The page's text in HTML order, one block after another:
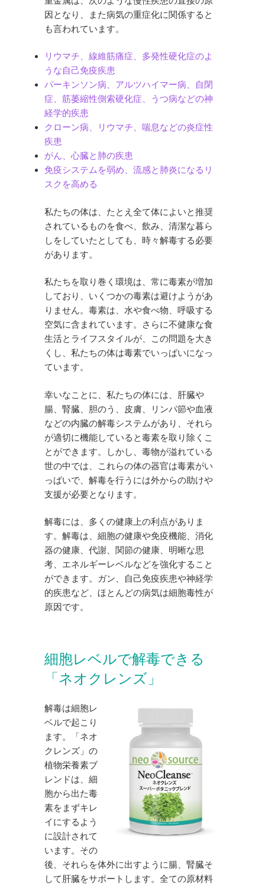
因となり、また病気の重症化に関係すると
も言われています。
リウマチ、線維筋痛症、多発性硬化症のよ
うな自己免疫疾患
パーキンソン病、アルツハイマー病、自閉
症、筋萎縮性側索硬化症、うつ病などの神
経学的疾患
クローン病、リウマチ、喘息などの炎症性
疾患
がん、心臓と肺の疾患
免疫システムを弱め、流感と肺炎になるリ
スクを高める
私たちの体は、たとえ全て体によいと推奨
されているものを食べ、飲み、清潔な暮ら
しをしていたとしても、時々解毒する必要
があります。
私たちを取り巻く環境は、常に毒素が増加
しており、いくつかの毒素は避けようがあ
りません。毒素は、水や食べ物、呼吸する
空気に含まれています。さらに不健康な食
生活とライフスタイルが、この問題を大き
くし、私たちの体は毒素でいっぱいになっ
ています。
幸いなことに、私たちの体には、肝臓や
腸、腎臓、胆のう、皮膚、リンパ節や血液
などの内臓の解毒システムがあり、それら
が適切に機能していると毒素を取り除くこ
とができます。しかし、毒物が溢れている
世の中では、これらの体の器官は毒素がい
っぱいで、解毒を行うには外からの助けや
支援が必要となります。
解毒には、多くの健康上の利点がありま
す。解毒は、細胞の健康や免疫機能、消化
器の健康、代謝、関節の健康、明晰な思
考、エネルギーレベルなどを強化すること
ができます。ガン、自己免疫疾患や神経学
的疾患など、ほとんどの病気は細胞毒性が
原因です。
細胞レベルで解毒できる
「ネオクレンズ」
解毒は細胞レ
ベルで起こり
ます。「ネオ
クレンズ」の
植物栄養素ブ
レンドは、細
胞から出た毒
素をまずキレ
イにするよう
に設計されて
います。その
後、それらを体外に出すように腸、腎臓そ
して肝臓をサポートします。全ての原材料